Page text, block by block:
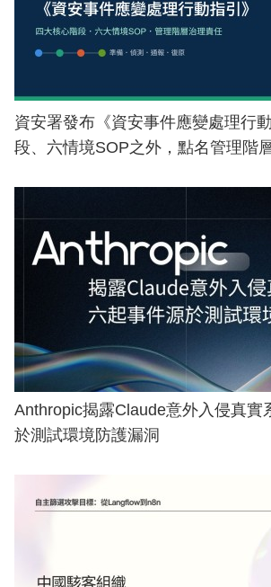
資安署發布《資安事件應變處理行
段、六情境SOP之外，點名管理階
Anthropic揭露Claude意外入侵真實
於測試環境防護漏洞